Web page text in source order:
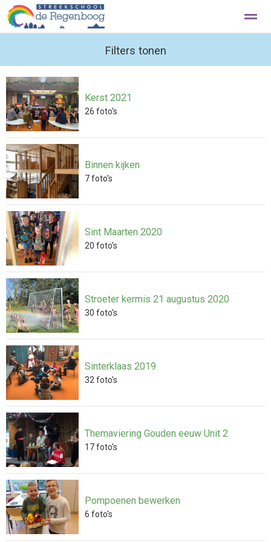
Beleef de Regenboog met een rondleiding
Home Foto's
Filters tonen
Kerst 2021
26 foto's
Binnen kijken
7foto's
Sint Maarten 2020
20 foto's
Stroeter kermis 21 augustus 2020
30 foto's
Sinterklaas 2019
32 foto's
Themaviering Gouden eeuw Unit 2
17foto's
Pompoenen bewerken
6 foto's